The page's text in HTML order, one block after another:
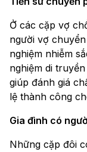
Ở các cặp vợ
người vợ
nghiệm nhiễm
nghiệm di
giúp đánh giá
lệ thành công
Gia đình có
Những cặp đôi